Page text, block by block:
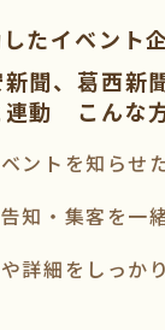
たイベント
聞、葛西新
連動 こんな
ントを知らせ
知・集客を一
詳細をしっか